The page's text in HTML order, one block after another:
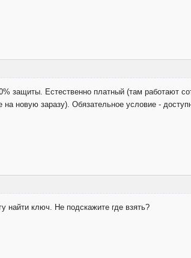
защиты. Естественно платный (там работают
новую заразу). Обязательное условие -
найти ключ. Не подскажите где взять?